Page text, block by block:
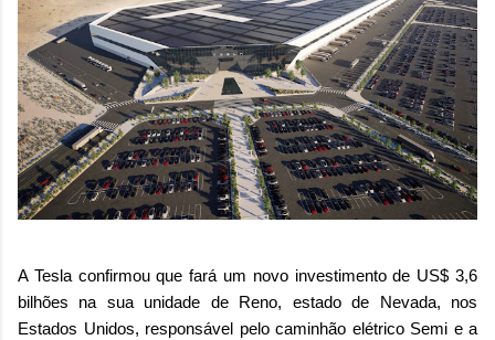
A Tesla confirmou que fará um novo investimento de US$ 3,6
bilhões na sua unidade de Reno, estado de Nevada, nos
Estados Unidos, responsável pelo caminhão elétrico Semi e a